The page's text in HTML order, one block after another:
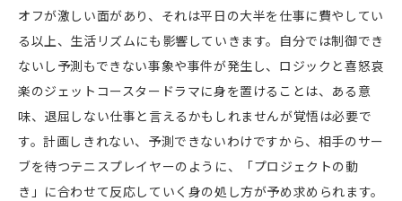
オフが激しい面があり、それは平日の大半を仕事に費やしてい
る以上、生活リズムにも影響していきます。自分では制御でき
ないし予測もできない事象や事件が発生し、ロジックと喜怒哀
楽のジェットコースタードラマに身を置けることは、ある意
味、退屈しない仕事と言えるかもしれませんが覚悟は必要で
す。計画しきれない、予測できないわけですから、相手のサー
ブを待つテニスプレイヤーのように、「プロジェクトの動
き」に合わせて反応していく身の処し方が予め求められます。